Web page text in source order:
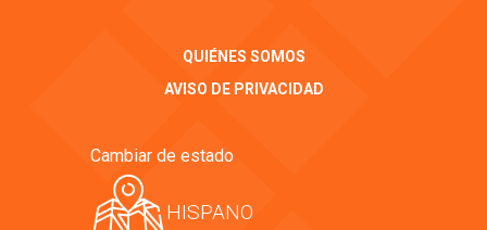
QUIÉNES SOMOS
AVISO DE PRIVACIDAD
Cambiar de estado
HISPANO